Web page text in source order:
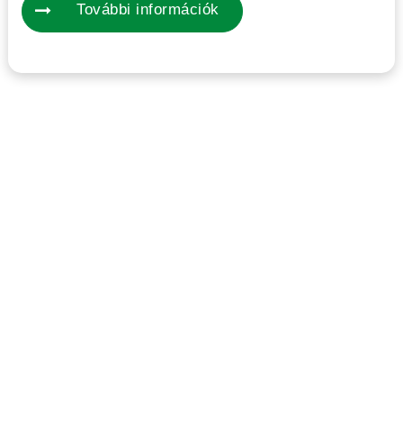
További információk